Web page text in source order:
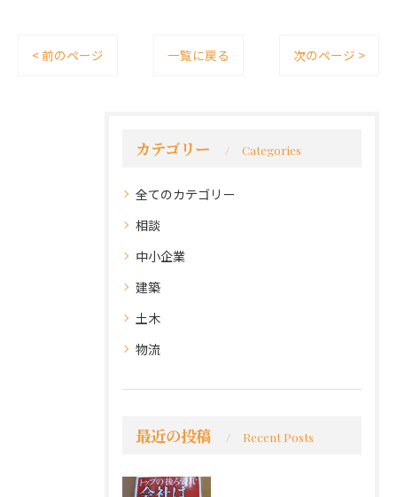
< 前のページ 一覧に戻る 次のページ >
カテゴリー Categories
全てのカテゴリー
相談
中小企業
建築
土木
物流
最近の投稿 Recent Posts